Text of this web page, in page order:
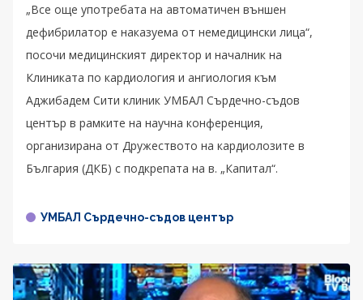
„Все още употребата на автоматичен външен
дефибрилатор е наказуема от немедицински лица“,
посочи медицинският директор и началник на
Клиниката по кардиология и ангиология към
Аджибадем Сити клиник УМБАЛ Сърдечно-съдов
център в рамките на научна конференция,
организирана от Дружеството на кардиолозите в
България (ДКБ) с подкрепата на в. „Капитал“.
УМБАЛ Сърдечно-съдов център